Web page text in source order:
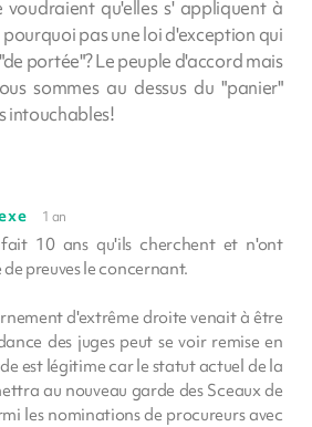
qu'elles s' appliquent à
pas une loi d'exception qui
portée"? Le peuple d'accord mais
sommes au dessus du "panier"
intouchables!
1 an
10 ans qu'ils cherchent et n'ont
preuves le concernant.
d'extrême droite venait à être
des juges peut se voir remise en
est légitime car le statut actuel de la
au nouveau garde des Sceaux de
les nominations de procureurs avec